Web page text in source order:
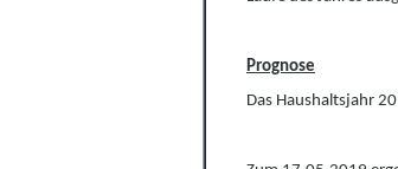
Prognose
Das Haushaltsjahr